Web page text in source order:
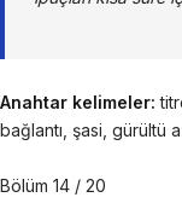
Anahtar kelimeler:
bağlantı, şasi, gürültü
Bölüm 14 / 20